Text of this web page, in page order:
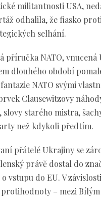
militantnosti USA,
odhalila, že fiasko
selhání.
příručka NATO, vnucená
dlouhého období
NATO svými
Clausewitzovy
slovy starého mistra,
než kdykoli předtím.
přátelé Ukrajiny se
právě dostal do
vstupu do EU. V
– mezi